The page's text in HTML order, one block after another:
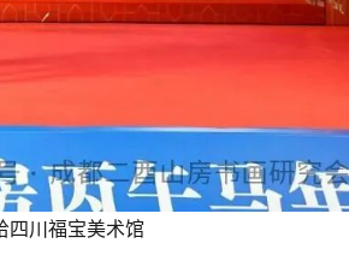
四川福宝美术馆